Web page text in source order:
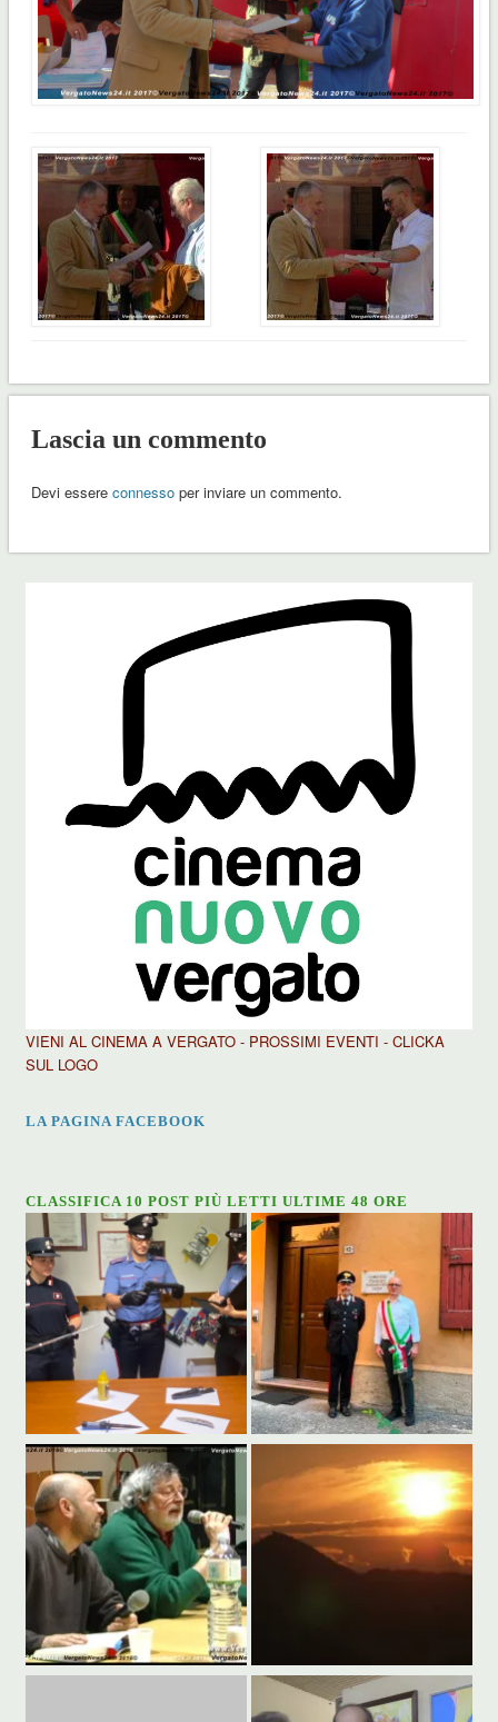
Lascia un commento
Devi essere connessoper inviare un commento.
VIENI AL CINEMA A VERGATO - PROSSIMI EVENTI - CLICKA
SUL LOGO
LA PAGINA FACEBOOK
CLASSIFICA 10 POST PIÙ LETTI ULTIME 48 ORE